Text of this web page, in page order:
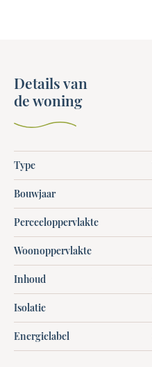
Details van
de woning
Type
Bouwjaar
Perceeloppervlakte
Woonoppervlakte
Inhoud
Isolatie
Energielabel